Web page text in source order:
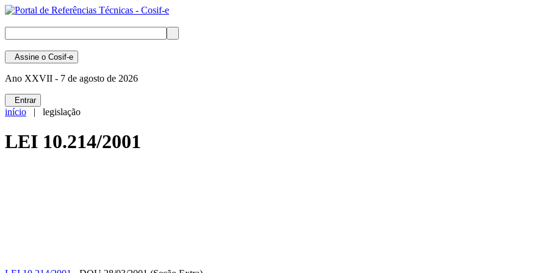
Assine o Cosif-e
Ano XXVII - 7 de agosto de 2026
Entrar
início | legislação
LEI 10.214/2001